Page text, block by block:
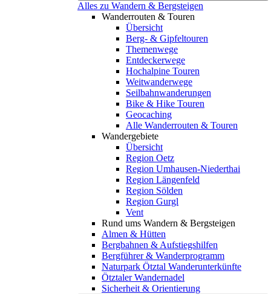
Alles zu Wandern & Bergsteigen
Wanderrouten & Touren
Übersicht
Berg- & Gipfeltouren
Themenwege
Entdeckerwege
Hochalpine Touren
Weitwanderwege
Seilbahnwanderungen
Bike & Hike Touren
Geocaching
Alle Wanderrouten & Touren
Wandergebiete
Übersicht
Region Oetz
Region Umhausen-Niederthai
Region Längenfeld
Region Sölden
Region Gurgl
Vent
Rund ums Wandern & Bergsteigen
Almen & Hütten
Bergbahnen & Aufstiegshilfen
Bergführer & Wanderprogramm
Naturpark Ötztal Wanderunterkünfte
Ötztaler Wandernadel
Sicherheit & Orientierung